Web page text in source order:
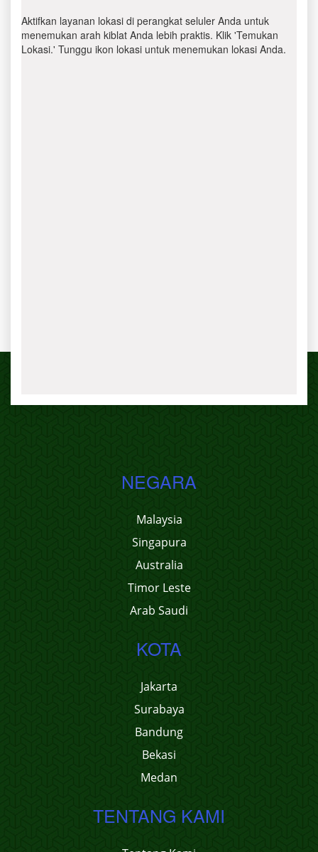
Aktifkan layanan lokasi di perangkat seluler Anda untuk
menemukan arah kiblat Anda lebih praktis. Klik 'Temukan
Lokasi.' Tunggu ikon lokasi untuk menemukan lokasi Anda.
NEGARA
Malaysia
Singapura
Australia
Timor Leste
Arab Saudi
KOTA
Jakarta
Surabaya
Bandung
Bekasi
Medan
TENTANG KAMI